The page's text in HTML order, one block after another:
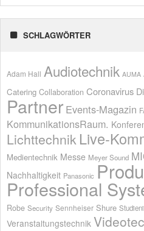
SCHLAGWÖRTER
Adam Hall Audiotechnik AUMA
Catering Collaboration Coronavirus
Partner Events-Magazin
KommunikationsRaum.
Lichttechnik Live-
Medientechnik Messe Meyer Sound
Nachhaltigkeit Panasonic
Professional
Robe Security Sennheiser Shure
Veranstaltungstechnik